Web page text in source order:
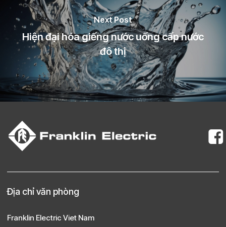
Next Post
Hiện đại hóa giếng nước uống cấp nước
đô thị
Địa chỉ văn phòng
Franklin Electric Viet Nam